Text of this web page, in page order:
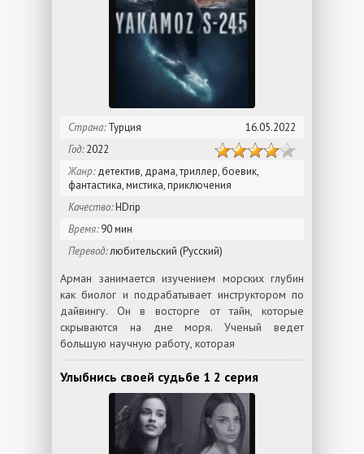
Страна:Турция
16.05.2022
Год:2022
Жанр:детектив, драма, триллер, боевик,
фантастика, мистика, приключения
Качество:HDrip
Время:90 мин
Перевод:любительский (Русский)
Арман занимается изучением морских глубин
как биолог и подрабатывает инструктором по
дайвингу. Он в восторге от тайн, которые
скрываются на дне моря. Ученый ведет
большую научную работу, которая
Улыбнись своей судьбе 1 2 серия